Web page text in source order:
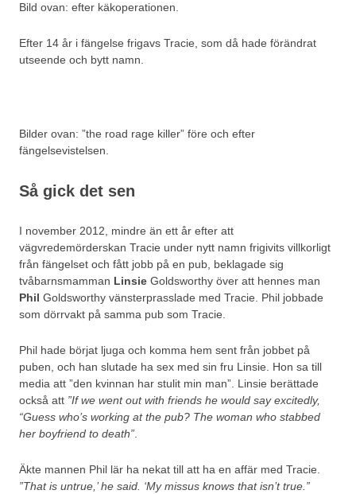
Bild ovan: efter käkoperationen.
Efter 14 år i fängelse frigavs Tracie, som då hade förändrat
utseende och bytt namn.
Bilder ovan: ”the road rage killer” före och efter
fängelsevistelsen.
Så gick det sen
I november 2012, mindre än ett år efter att
vägvredemörderskan Tracie under nytt namn frigivits villkorligt
från fängelset och fått jobb på en pub, beklagade sig
tvåbarnsmamman Linsie Goldsworthy över att hennes man
Phil Goldsworthy vänsterprasslade med Tracie. Phil jobbade
som dörrvakt på samma pub som Tracie.
Phil hade börjat ljuga och komma hem sent från jobbet på
puben, och han slutade ha sex med sin fru Linsie. Hon sa till
media att ”den kvinnan har stulit min man”. Linsie berättade
också att ”If we went out with friends he would say excitedly,
“Guess who’s working at the pub? The woman who stabbed
her boyfriend to death”
Äkte mannen Phil lär ha nekat till att ha en affär med Tracie.
”That is untrue,’ he said. ‘My missus knows that isn’t true.”